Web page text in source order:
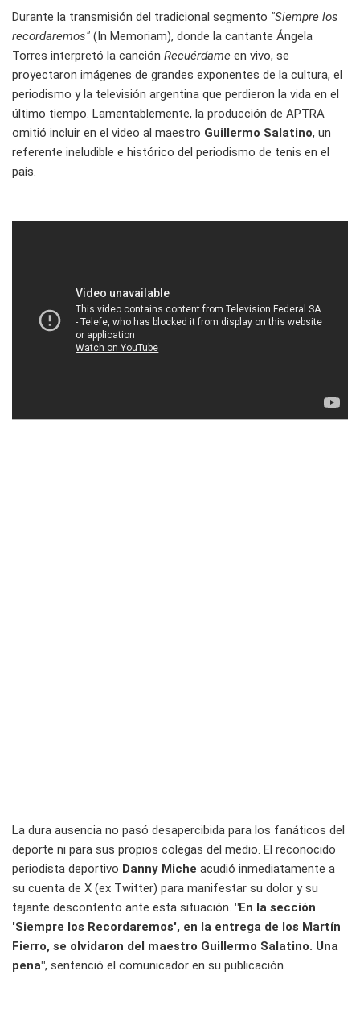
Durante la transmisión del tradicional segmento "Siempre los
recordaremos" (In Memoriam), donde la cantante Ángela
Torres interpretó la canción Recuérdame en vivo, se
proyectaron imágenes de grandes exponentes de la cultura, el
periodismo y la televisión argentina que perdieron la vida en el
último tiempo. Lamentablemente, la producción de APTRA
omitió incluir en el video al maestro Guillermo Salatino, un
referente ineludible e histórico del periodismo de tenis en el
país.
La dura ausencia no pasó desapercibida para los fanáticos del
deporte ni para sus propios colegas del medio. El reconocido
periodista deportivo Danny Miche acudió inmediatamente a
su cuenta de X (ex Twitter) para manifestar su dolor y su
tajante descontento ante esta situación. "En la sección
'Siempre los Recordaremos', en la entrega de los Martín
Fierro, se olvidaron del maestro Guillermo Salatino. Una
pena", sentenció el comunicador en su publicación.